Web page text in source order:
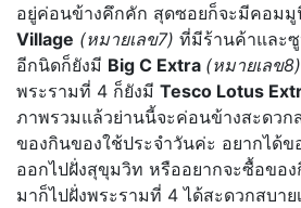
อยู่ค่อนข้างคึกคัก สุดซอยก็จะมีคอมมู
Village (หมายเลข7) ที่มีร้านค้าและซู
อีกนิดก็ยังมี Big C Extra (หมายเลข8)
พระรามที่ 4 ก็ยังมี Tesco Lotus
ภาพรวมแล้วย่านนี้จะค่อนข้างสะดวก
ของกินของใช้ประจำวันค่ะ อยากได้
ออกไปฝั่งสุขุมวิท หรืออยากจะซื้อของ
มาก็ไปฝั่งพระรามที่ 4 ได้สะดวกสบาย